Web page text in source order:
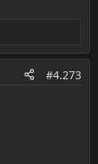
#4.273